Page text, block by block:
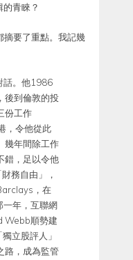
青睞？
摘要了重點。我記幾
話。他1986
後到倫敦的投
份工作
，令他從此
幾年間除工作
錯，足以令他
務自由」，
，在
年，互聯網
Webb順勢建
立股評人」
路，成為監管